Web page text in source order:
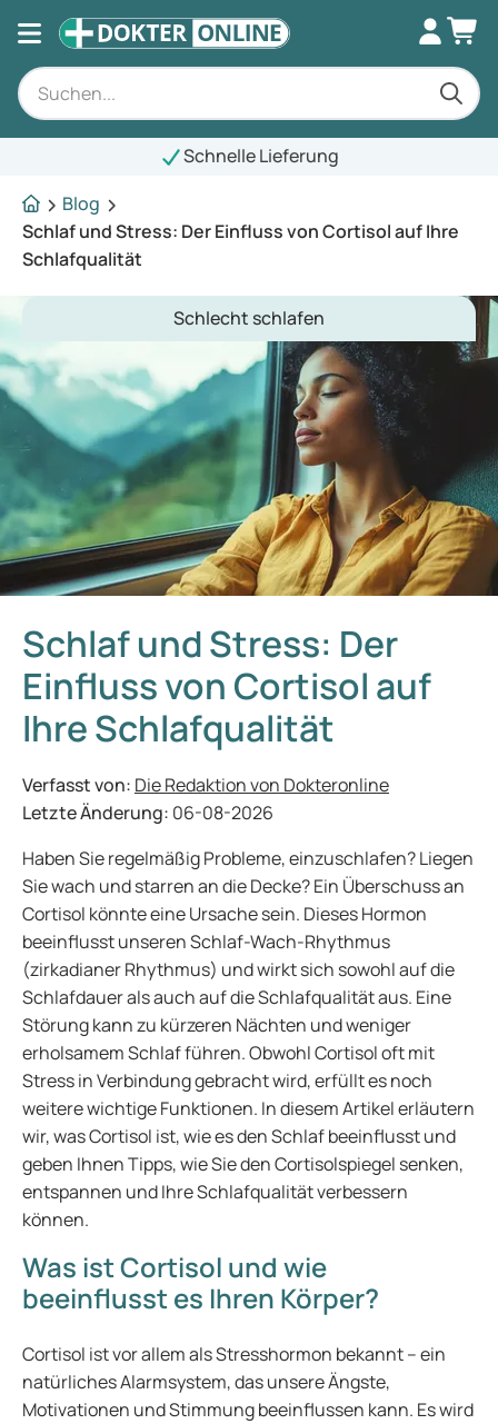
Schnelle Lieferung
Blog
Schlaf und Stress: Der Einfluss von Cortisol auf Ihre
Schlafqualität
Schlecht schlafen
Schlaf und Stress: Der
Einfluss von Cortisol auf
Ihre Schlafqualität
Verfasst von: Die Redaktion von Dokteronline
Letzte Änderung: 06-08-2026
Haben Sie regelmäßig Probleme, einzuschlafen? Liegen
Sie wach und starren an die Decke? Ein Überschuss an
Cortisol könnte eine Ursache sein. Dieses Hormon
beeinflusst unseren Schlaf-Wach-Rhythmus
(zirkadianer Rhythmus) und wirkt sich sowohl auf die
Schlafdauer als auch auf die Schlafqualität aus. Eine
Störung kann zu kürzeren Nächten und weniger
erholsamem Schlaf führen. Obwohl Cortisol oft mit
Stress in Verbindung gebracht wird, erfüllt es noch
weitere wichtige Funktionen. In diesem Artikel erläutern
wir, was Cortisol ist, wie es den Schlaf beeinflusst und
geben Ihnen Tipps, wie Sie den Cortisolspiegel senken,
entspannen und Ihre Schlafqualität verbessern
können.
Was ist Cortisol und wie
beeinflusst es Ihren Körper?
Cortisol ist vor allem als Stresshormon bekannt – ein
natürliches Alarmsystem, das unsere Ängste,
Motivationen und Stimmung beeinflussen kann. Es wird